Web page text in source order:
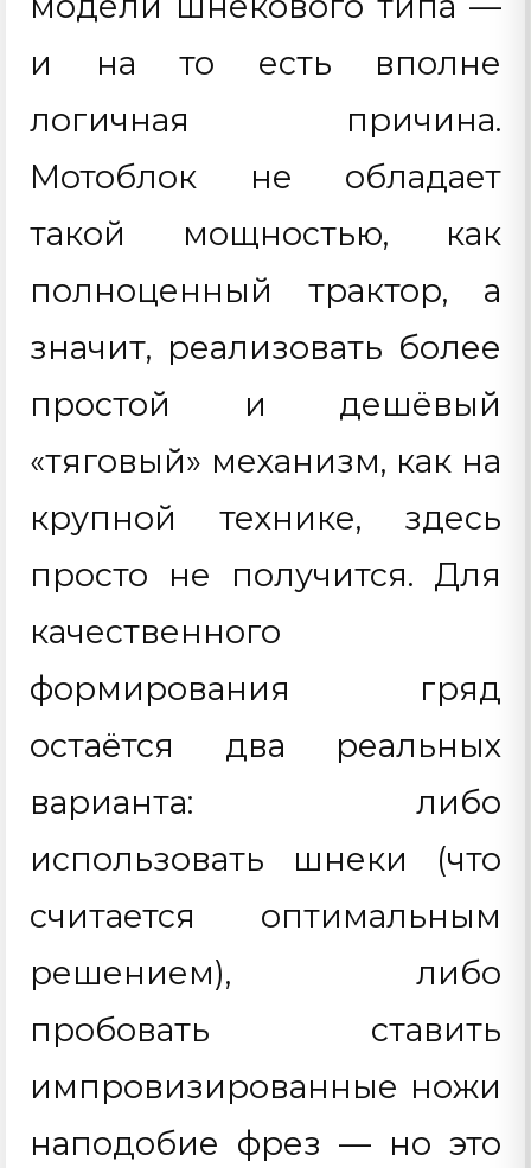
и на то есть вполне
логичная причина.
Мотоблок не обладает
такой мощностью, как
полноценный трактор, а
значит, реализовать более
простой и дешёвый
«тяговый» механизм, как на
крупной технике, здесь
просто не получится. Для
качественного
формирования гряд
остаётся два реальных
варианта: либо
использовать шнеки (что
считается оптимальным
решением), либо
пробовать ставить
импровизированные ножи
наподобие фрез — но это